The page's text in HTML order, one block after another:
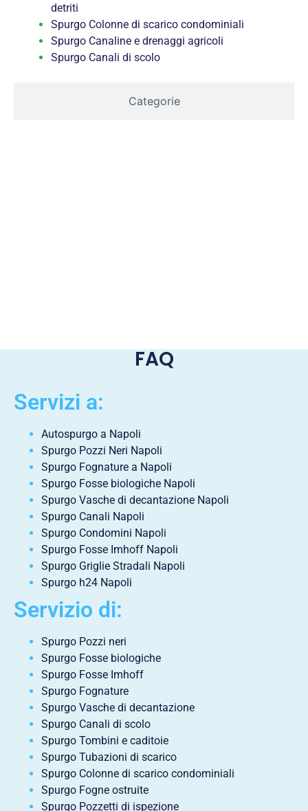
Categorie
detriti
Spurgo Colonne di scarico condominiali
Spurgo Canaline e drenaggi agricoli
Spurgo Canali di scolo
FAQ
Servizi a:
Autospurgo a Napoli
Spurgo Pozzi Neri Napoli
Spurgo Fognature a Napoli
Spurgo Fosse biologiche Napoli
Spurgo Vasche di decantazione Napoli
Spurgo Canali Napoli
Spurgo Condomini Napoli
Spurgo Fosse Imhoff Napoli
Spurgo Griglie Stradali Napoli
Spurgo h24 Napoli
Servizio di:
Spurgo Pozzi neri
Spurgo Fosse biologiche
Spurgo Fosse Imhoff
Spurgo Fognature
Spurgo Vasche di decantazione
Spurgo Canali di scolo
Spurgo Tombini e caditoie
Spurgo Tubazioni di scarico
Spurgo Colonne di scarico condominiali
Spurgo Fogne ostruite
Spurgo Pozzetti di ispezione